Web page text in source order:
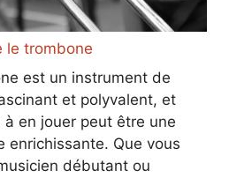
le trombone
est un instrument de
et polyvalent, et
à en jouer peut être une
enrichissante. Que vous
débutant ou